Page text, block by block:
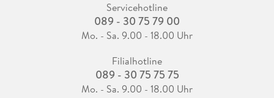
Servicehotline
089 - 30 75 79 00
Mo. - Sa. 9.00 - 18.00 Uhr
Filialhotline
089 - 30 75 75 75
Mo. - Sa. 9.00 - 18.00 Uhr